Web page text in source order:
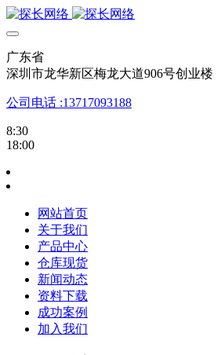
广东省
深圳市龙华新区梅龙大道906号创业楼
公司电话 :13717093188
8:30
18:00
网站首页
关于我们
产品中心
仓库现货
新闻动态
资料下载
成功案例
加入我们